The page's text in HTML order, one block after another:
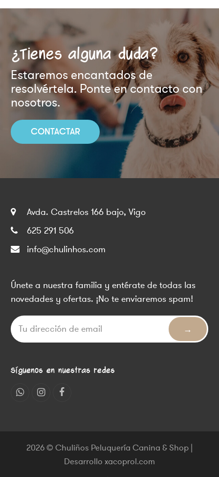
¿Tienes alguna duda?
Estaremos encantados de
resolvértela. Ponte en contacto con
nosotros.
CONTACTAR
Avda. Castrelos 166 bajo, Vigo
625 291 506
info@chulinhos.com
Únete a nuestra familia y entérate de todas las
novedades y ofertas. ¡No te enviaremos spam!
Síguenos en nuestras redes
Whatsapp
InstagramFacebook
2026 © Chuliños Peluquería Canina & Shop |
Desarrollo xacoprol.com